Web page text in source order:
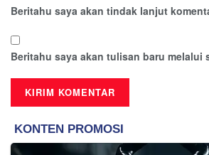
Beritahu saya akan tindak lanjut
Beritahu saya akan tulisan baru melalui